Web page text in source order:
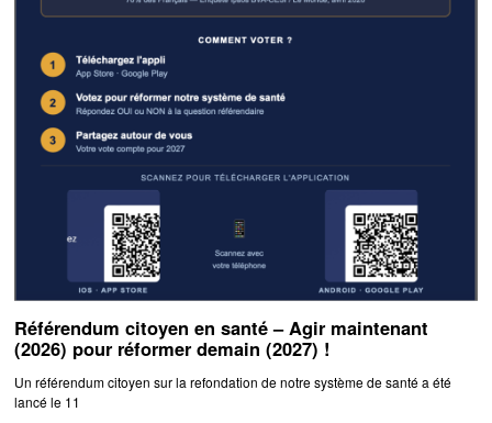
Référendum citoyen en santé – Agir maintenant
(2026) pour réformer demain (2027) !
Un référendum citoyen sur la refondation de notre système de santé a été
lancé le 11